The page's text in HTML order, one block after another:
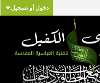
دخول أو تسجيل